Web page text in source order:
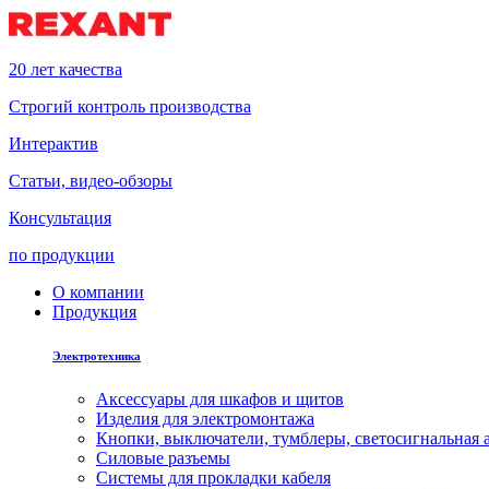
20 лет качества
Строгий контроль производства
Интерактив
Статьи, видео-обзоры
Консультация
по продукции
О компании
Продукция
Электротехника
Аксессуары для шкафов и щитов
Изделия для электромонтажа
Кнопки, выключатели, тумблеры, светосигнальная
Силовые разъемы
Системы для прокладки кабеля